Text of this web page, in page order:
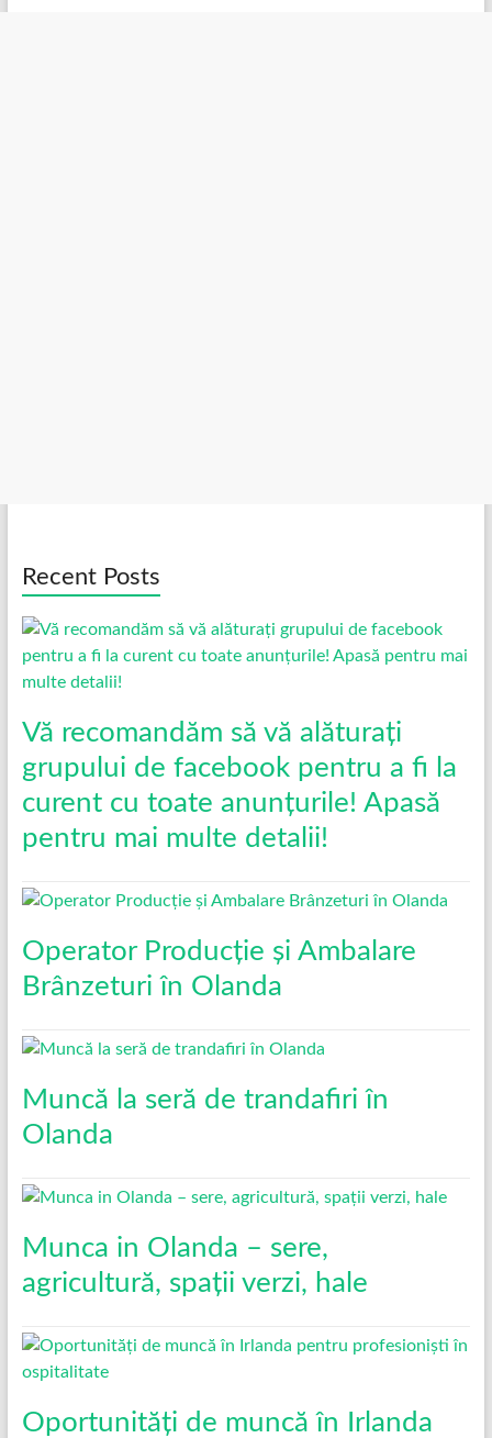
Recent Posts
Vă recomandăm să vă alăturați
grupului de facebook pentru a fi la
curent cu toate anunțurile! Apasă
pentru mai multe detalii!
Operator Producție și Ambalare
Brânzeturi în Olanda
Muncă la seră de trandafiri în
Olanda
Munca in Olanda – sere,
agricultură, spații verzi, hale
Oportunități de muncă în Irlanda